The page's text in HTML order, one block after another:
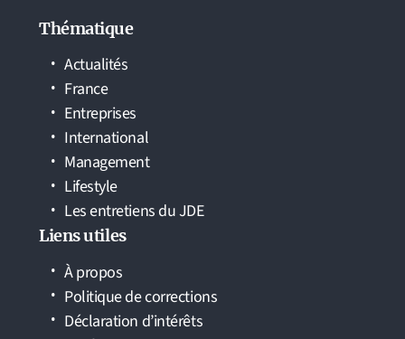
Thématique
Actualités
France
Entreprises
International
Management
Lifestyle
Les entretiens du JDE
Liens utiles
À propos
Politique de corrections
Déclaration d’intérêts